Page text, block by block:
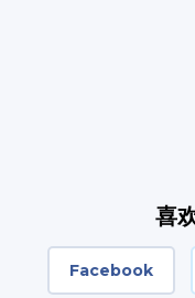
喜
Facebook